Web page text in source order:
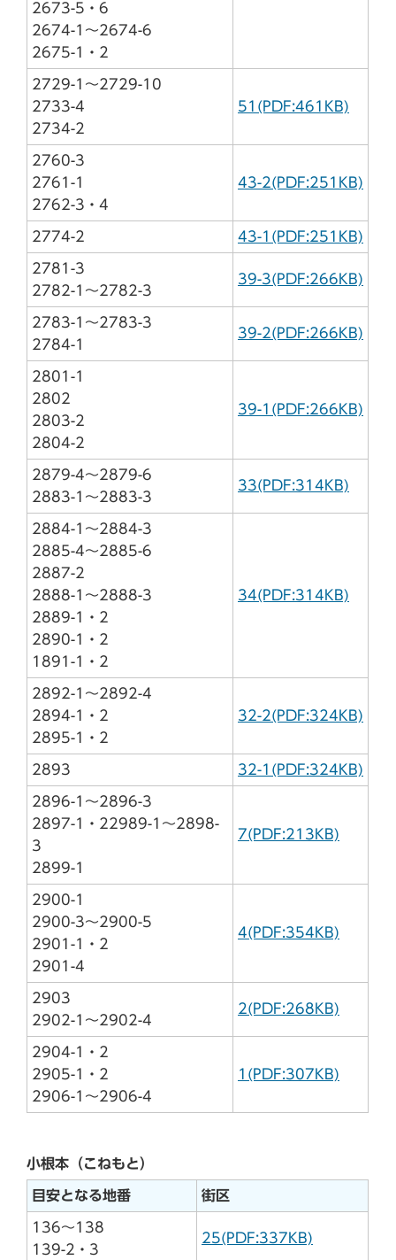
2673-5・6
2674-1～2674-6
2675-1・2
2729-1～2729-10
2733-4
2734-2
51(PDF:461KB)
2760-3
2761-1
2762-3・4
43-2(PDF:251KB)
2774-2 43-1(PDF:251KB)
2781-3
2782-1～2782-3
39-3(PDF:266KB)
2783-1～2783-3
2784-1
39-2(PDF:266KB)
2801-1
2802
2803-2
2804-2
39-1(PDF:266KB)
2879-4～2879-6
2883-1～2883-3
33(PDF:314KB)
2884-1～2884-3
2885-4～2885-6
2887-2
2888-1～2888-3
2889-1・2
2890-1・2
1891-1・2
34(PDF:314KB)
2892-1～2892-4
2894-1・2
2895-1・2
32-2(PDF:324KB)
2893 32-1(PDF:324KB)
2896-1～2896-3
2897-1・22989-1～2898-
3
2899-1
7(PDF:213KB)
2900-1
2900-3～2900-5
2901-1・2
2901-4
4(PDF:354KB)
2903
2902-1～2902-4
2(PDF:268KB)
2904-1・2
2905-1・2
2906-1～2906-4
1(PDF:307KB)
小根本（こねもと）
目安となる地番 街区
136～138
139-2・3
25(PDF:337KB)